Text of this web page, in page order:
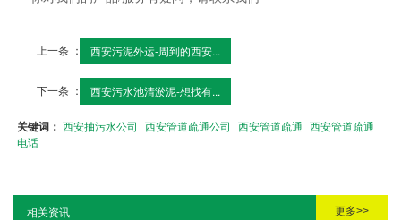
上一条 ： 西安污泥外运-周到的西安...
下一条 ： 西安污水池清淤泥-想找有...
关键词：西安抽污水公司 西安管道疏通公司 西安管道疏通 西安管道疏通
电话
相关资讯 更多>>